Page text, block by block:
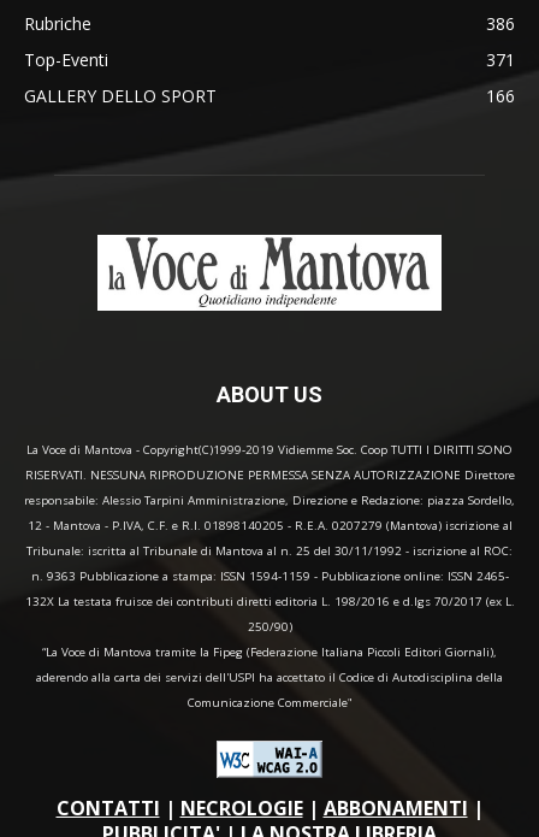
Rubriche
386
Top-Eventi
371
GALLERY DELLO SPORT
166
ABOUT US
La Voce di Mantova - Copyright(C)1999-2019 Vidiemme Soc. Coop TUTTI I DIRITTI SONO
RISERVATI. NESSUNA RIPRODUZIONE PERMESSA SENZA AUTORIZZAZIONE Direttore
responsabile: Alessio Tarpini Amministrazione, Direzione e Redazione: piazza Sordello,
12 - Mantova - P.IVA, C.F. e R.I. 01898140205 - R.E.A. 0207279 (Mantova) iscrizione al
Tribunale: iscritta al Tribunale di Mantova al n. 25 del 30/11/1992 - iscrizione al ROC:
n. 9363 Pubblicazione a stampa: ISSN 1594-1159 - Pubblicazione online: ISSN 2465-
132X La testata fruisce dei contributi diretti editoria L. 198/2016 e d.lgs 70/2017 (ex L.
250/90)
“La Voce di Mantova tramite la Fipeg (Federazione Italiana Piccoli Editori Giornali),
aderendo alla carta dei servizi dell'USPI ha accettato il Codice di Autodisciplina della
Comunicazione Commerciale"
CONTATTI | NECROLOGIE| ABBONAMENTI |